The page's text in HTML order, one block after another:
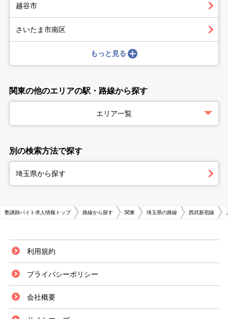
越谷市
さいたま市南区
もっと見る
関東の他のエリアの駅・路線から探す
エリア一覧
別の検索方法で探す
埼玉県から探す
塾講師バイト求人情報トップ 路線から探す 関東 埼玉県の路線 西武新宿線
利用規約
プライバシーポリシー
会社概要